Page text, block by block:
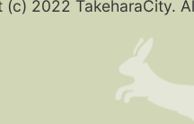
(c) 2022 TakeharaCity.